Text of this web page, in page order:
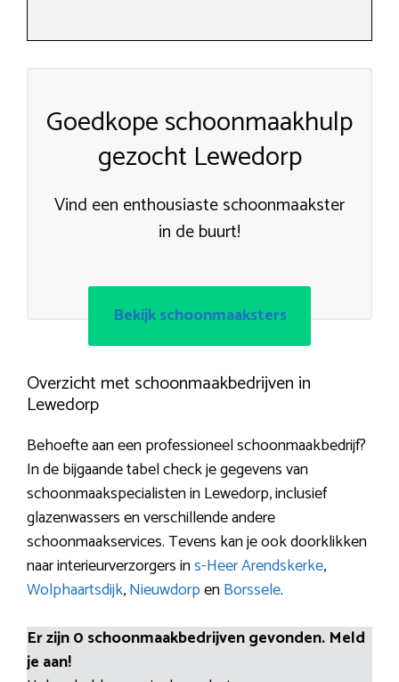
Goedkope schoonmaakhulp
gezocht Lewedorp
Vind een enthousiaste schoonmaakster
in de buurt!
Bekijk schoonmaaksters
Overzicht met schoonmaakbedrijven in
Lewedorp
Behoefte aan een professioneel schoonmaakbedrijf?
In de bijgaande tabel check je gegevens van
schoonmaakspecialisten in Lewedorp, inclusief
glazenwassers en verschillende andere
schoonmaakservices. Tevens kan je ook doorklikken
naar interieurverzorgers ins-Heer Arendskerke,
Wolphaartsdijk,NieuwdorpenBorssele.
Er zijn 0 schoonmaakbedrijven gevonden. Meld
je aan!